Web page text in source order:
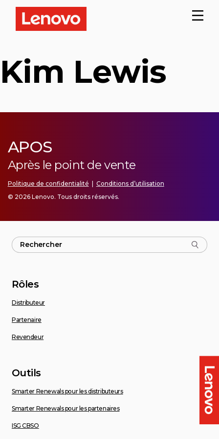
Kim Lewis
APOS
Après le point de vente
Politique de confidentialité | Conditions d’utilisation
© 2026 Lenovo. Tous droits réservés.
Rôles
Distributeur
Partenaire
Revendeur
Outils
Smarter Renewals pour les distributeurs
Smarter Renewals pour les partenaires
ISG CBSO